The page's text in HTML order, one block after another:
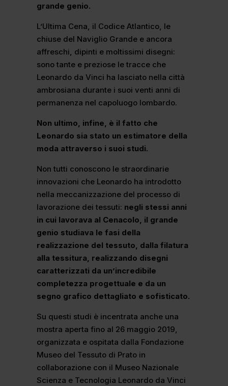
grande genio.
L’Ultima Cena, il Codice Atlantico, le
chiuse del Naviglio Grande e ancora
affreschi, dipinti e moltissimi disegni:
sono tante e preziose le tracce che
Leonardo da Vinci ha lasciato nella città
ambrosiana durante i suoi venti anni di
permanenza nel capoluogo lombardo.
Non ultimo, infine, è il fatto che
Leonardo sia stato un estimatore della
moda attraverso i suoi studi.
Non tutti conoscono le straordinarie
innovazioni che Leonardo ha introdotto
nella meccanizzazione del processo di
lavorazione dei tessuti: negli stessi anni
in cui lavorava al Cenacolo, il grande
genio studiava le fasi della
realizzazione del tessuto, dalla filatura
alla tessitura, realizzando disegni
caratterizzati da un’incredibile
completezza progettuale e da un
segno grafico dettagliato e sofisticato.
Su questi studi è incentrata anche una
mostra aperta fino al 26 maggio 2019,
organizzata e ospitata dalla Fondazione
Museo del Tessuto di Prato in
collaborazione con il Museo Nazionale
Scienza e Tecnologia Leonardo da Vinci